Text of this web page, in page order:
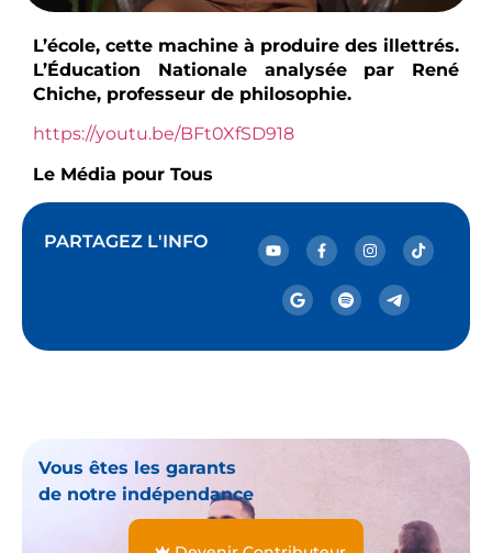
L’école, cette machine à produire des illettrés.
L’Éducation Nationale analysée par René
Chiche, professeur de philosophie.
https://youtu.be/BFt0XfSD918
Le Média pour Tous
PARTAGEZ L'INFO
Vous êtes les garants
de notre indépendance